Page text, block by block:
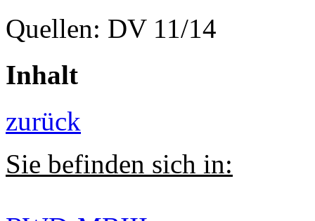
Quellen: DV 11/14
Inhalt
zurück
Sie befinden sich in: